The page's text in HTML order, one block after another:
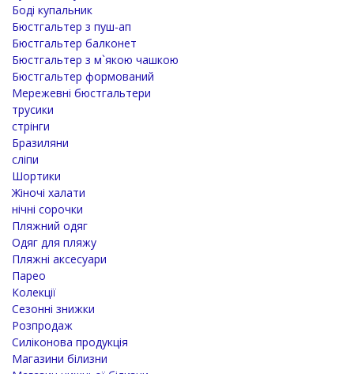
Боді купальник
Бюстгальтер з пуш-ап
Бюстгальтер балконет
Бюстгальтер з м`якою чашкою
Бюстгальтер формований
Мережевні бюстгальтери
трусики
стрінги
Бразиляни
сліпи
Шортики
Жіночі халати
нічні сорочки
Пляжний одяг
Одяг для пляжу
Пляжні аксесуари
Парео
Колекції
Сезонні знижки
Розпродаж
Силіконова продукція
Магазини білизни